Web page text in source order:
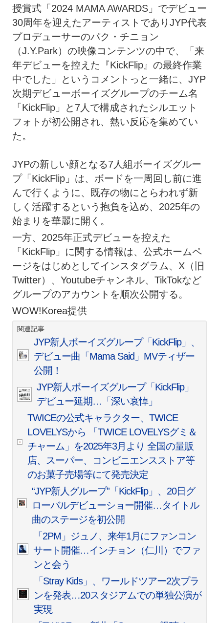
授賞式「2024 MAMA AWARDS」でデビュー
30周年を迎えたアーティストでありJYP代表
プロデューサーのパク・チニョン
（J.Y.Park）の映像コンテンツの中で、「来
年デビューを控えた『KickFlip』の最終作業
中でした」というコメントっと一緒に、JYP
次期デビューボーイズグループのチーム名
「KickFlip」と7人で構成されたシルエット
フォトが初公開され、熱い反応を集めてい
た。
JYPの新しい顔となる7人組ボーイズグルー
プ「KickFlip」は、ボードを一周回し前に進
んで行くように、既存の物にとらわれず新
しく活躍するという抱負を込め、2025年の
始まりを華麗に開く。
一方、2025年正式デビューを控えた
「KickFlip」に関する情報は、公式ホームペ
ージをはじめとしてインスタグラム、X（旧
Twitter）、Youtubeチャンネル、TikTokなど
グループのアカウントを順次公開する。
WOW!Korea提供
関連記事
JYP新人ボーイズグループ「KickFlip」、
デビュー曲「Mama Said」MVティザー
公開！
JYP新人ボーイズグループ「KickFlip」
デビュー延期…「深い哀悼」
TWICEの公式キャラクター、TWICE
LOVELYSから 「TWICE LOVELYSグミ＆
チャーム」を2025年3月より 全国の量販
店、スーパー、コンビニエンスストア等
のお菓子売場等にて発売決定
“JYP新人グループ”「KickFlip」、20日グ
ローバルデビューショー開催…タイトル
曲のステージを初公開
「2PM」ジュノ、来年1月にファンコン
サート開催…インチョン（仁川）でファ
ンと会う
「Stray Kids」、ワールドツアー2次プラ
ンを発表…20スタジアムでの単独公演が
実現